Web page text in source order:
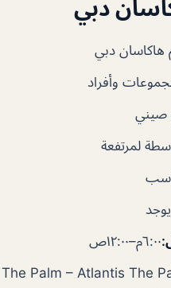
دبي
دبي
وأفراد
صيني
لمرتفعة
يوجد
٦:٠٠م–١٢:٠٠ص